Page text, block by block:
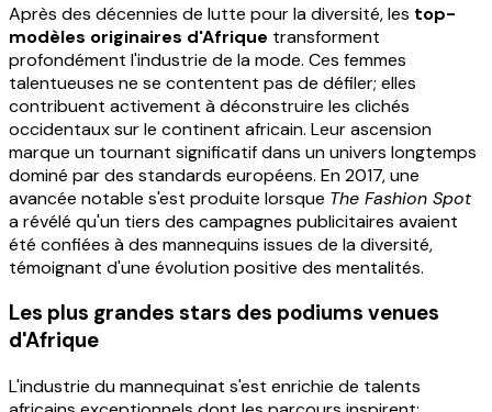
Après des décennies de lutte pour la diversité, les top-
modèles originaires d'Afrique transforment
profondément l'industrie de la mode. Ces femmes
talentueuses ne se contentent pas de défiler; elles
contribuent activement à déconstruire les clichés
occidentaux sur le continent africain. Leur ascension
marque un tournant significatif dans un univers longtemps
dominé par des standards européens. En 2017, une
avancée notable s'est produite lorsque The Fashion Spot
a révélé qu'un tiers des campagnes publicitaires avaient
été confiées à des mannequins issues de la diversité,
témoignant d'une évolution positive des mentalités.
Les plus grandes stars des podiums venues
d'Afrique
L'industrie du mannequinat s'est enrichie de talents